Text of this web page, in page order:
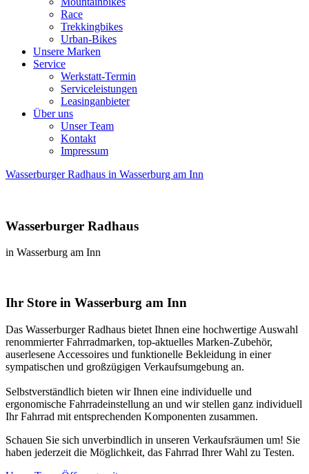
Race
Trekkingbikes
Urban-Bikes
Unsere Marken
Service
Werkstatt-Termin
Serviceleistungen
Leasinganbieter
Über uns
Unser Team
Kontakt
Impressum
Wasserburger Radhaus in Wasserburg am Inn
Wasserburger Radhaus
in Wasserburg am Inn
Ihr Store in Wasserburg am Inn
Das Wasserburger Radhaus bietet Ihnen eine hochwertige Auswahl
renommierter Fahrradmarken, top-aktuelles Marken-Zubehör,
auserlesene Accessoires und funktionelle Bekleidung in einer
sympatischen und großzügigen Verkaufsumgebung an.
Selbstverständlich bieten wir Ihnen eine individuelle und
ergonomische Fahrradeinstellung an und wir stellen ganz individuell
Ihr Fahrrad mit entsprechenden Komponenten zusammen.
Schauen Sie sich unverbindlich in unseren Verkaufsräumen um! Sie
haben jederzeit die Möglichkeit, das Fahrrad Ihrer Wahl zu Testen.